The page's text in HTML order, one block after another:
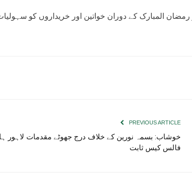
المبارک کے دوران خواتین اور خریداروں کو
PREVIOUS ARTICLE
خوشاب: بسمہ نورین کے خلاف درج جھوٹے مقدمات لاہور
فالس کیس ثابت